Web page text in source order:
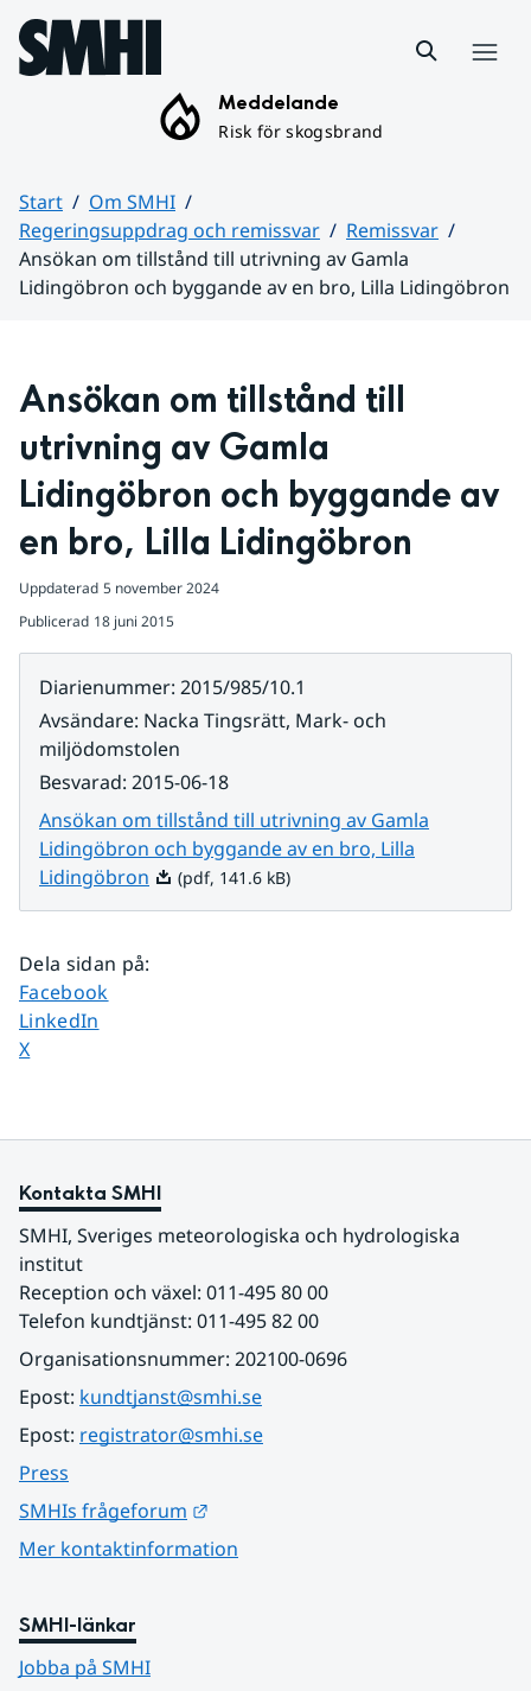
Hoppa till sidans innehåll
Meddelande
Risk för skogsbrand
Start
Om SMHI
Regeringsuppdrag och remissvar
Remissvar
Ansökan om tillstånd till utrivning av Gamla
Lidingöbron och byggande av en bro, Lilla Lidingöbron
Ansökan om tillstånd till
utrivning av Gamla
Lidingöbron och byggande av
en bro, Lilla Lidingöbron
Uppdaterad 5 november 2024
Publicerad 18 juni 2015
Diarienummer: 2015/985/10.1
Avsändare: Nacka Tingsrätt, Mark- och
miljödomstolen
Besvarad: 2015-06-18
Ansökan om tillstånd till utrivning av Gamla
Lidingöbron och byggande av en bro, Lilla
Lidingöbron Pdf, 141.6 kB.
(pdf, 141.6 kB)
Dela sidan på:
Dela sidan på
Facebook
Dela sidan på
LinkedIn
Dela sidan på
X
Kontakta SMHI
SMHI, Sveriges meteorologiska och hydrologiska
institut
Reception och växel: 011-495 80 00
Telefon kundtjänst: 011-495 82 00
Organisationsnummer: 202100-0696
Epost: kundtjanst@smhi.se
Epost: registrator@smhi.se
Press
SMHIs frågeforum
Mer kontaktinformation
SMHI-länkar
Jobba på SMHI